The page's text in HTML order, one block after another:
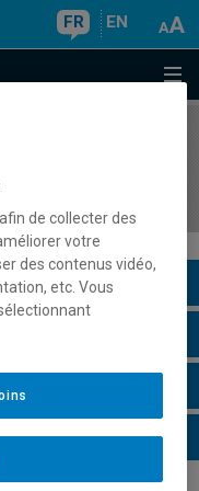
FR EN
de collecter des
votre
des contenus vidéo,
etc. Vous